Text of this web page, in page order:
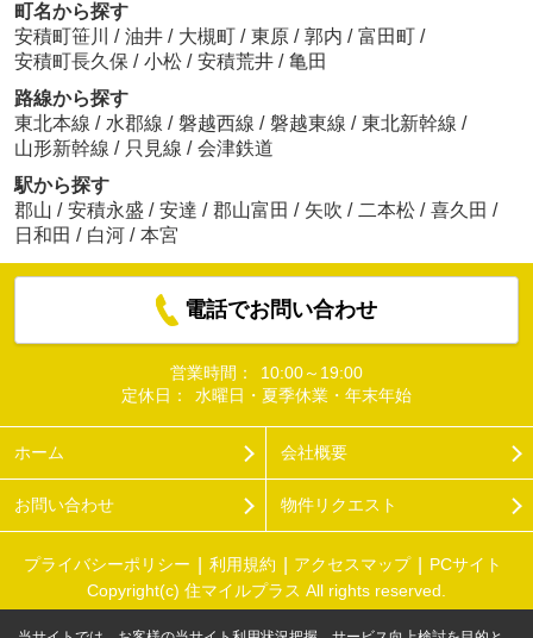
町名から探す
安積町笹川 / 油井 / 大槻町 / 東原 / 郭内 / 富田町 /
安積町長久保 / 小松 / 安積荒井 / 亀田
路線から探す
東北本線 / 水郡線 / 磐越西線 / 磐越東線 / 東北新幹線 /
山形新幹線 / 只見線 / 会津鉄道
駅から探す
郡山 / 安積永盛 / 安達 / 郡山富田 / 矢吹 / 二本松 / 喜久田 /
日和田 / 白河 / 本宮
電話でお問い合わせ
営業時間：
10:00～19:00
定休日：
水曜日・夏季休業・年末年始
ホーム 会社概要
お問い合わせ 物件リクエスト
プライバシーポリシー 利用規約 アクセスマップ
PCサイト
Copyright(c) 住マイルプラス All rights reserved.